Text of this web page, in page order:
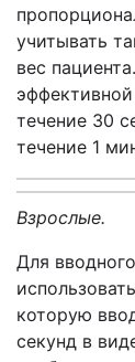
учитывать
вес
течение 30
течение 1
Взрослые.
Для
которую
секунд в